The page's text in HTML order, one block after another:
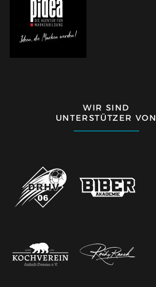
WIR SIND
UNTERSTÜTZER VON